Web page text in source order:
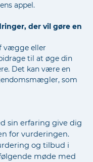
appel.
der vil gøre en
vægge eller
til at øge din
Det kan være en
som
sin erfaring give dig
for vurderingen.
og tilbud i
møde med